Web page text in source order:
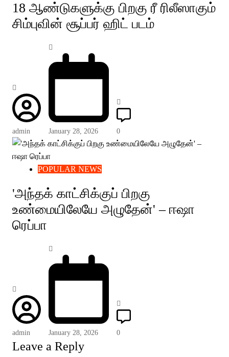
18 ஆண்டுகளுக்கு பிறகு ரீ ரிலீஸாகும்
சிம்புவின் சூப்பர் ஹிட் படம்
admin January 28, 2026 0
POPULAR NEWS
'அந்தக் காட்சிக்குப் பிறகு
உண்மையிலேயே அழுதேன்' – ஈஷா
ரெப்பா
admin January 28, 2026 0
Leave a Reply